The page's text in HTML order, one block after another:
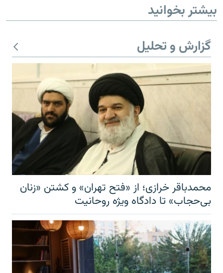
بیشتر بخوانید
گزارش و تحلیل
محمدباقر خرازی؛ از «فتح تهران» و کشتن «زنان
بی‌حجاب» تا دادگاه ویژه روحانیت